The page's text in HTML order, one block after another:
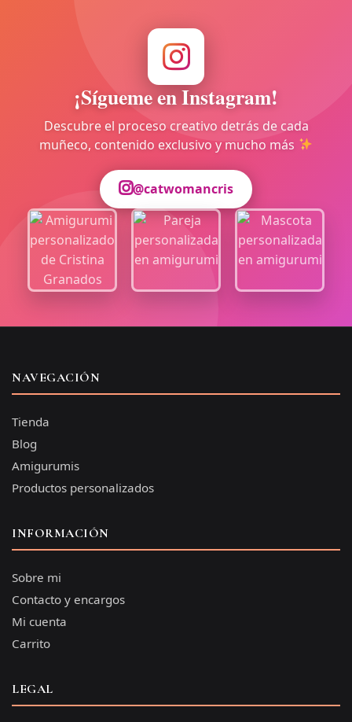
¡Sígueme en Instagram!
Descubre el proceso creativo detrás de cada
muñeco, contenido exclusivo y mucho más
@catwomancris
NAVEGACIÓN
Tienda
Blog
Amigurumis
Productos personalizados
INFORMACIÓN
Sobre mi
Contacto y encargos
Mi cuenta
Carrito
LEGAL